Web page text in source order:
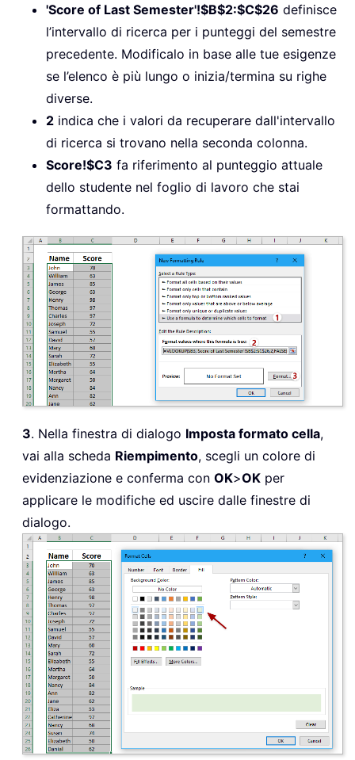
'Score of Last Semester'!$B$2:$C$26 definisce
l’intervallo di ricerca per i punteggi del semestre
precedente. Modificalo in base alle tue esigenze
se l’elenco è più lungo o inizia/termina su righe
diverse.
2 indica che i valori da recuperare dall'intervallo
di ricerca si trovano nella seconda colonna.
Score!$C3 fa riferimento al punteggio attuale
dello studente nel foglio di lavoro che stai
formattando.
3. Nella finestra di dialogo Imposta formato cella,
vai alla scheda Riempimento, scegli un colore di
evidenziazione e conferma con OK>OK per
applicare le modifiche ed uscire dalle finestre di
dialogo.